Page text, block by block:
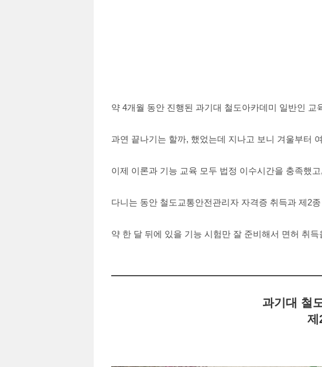
약 4개월 동안 진행된 과기대 철도아카데미 일반인 교
과연 끝나기는 할까, 했었는데 지나고 보니 겨울부터
이제 이론과 기능 교육 모두 법정 이수시간을 충족했고,
다니는 동안 철도교통안전관리자 자격증 취득과 제2
약 한 달 뒤에 있을 기능 시험만 잘 준비해서 면허 취득
과기대 철
제